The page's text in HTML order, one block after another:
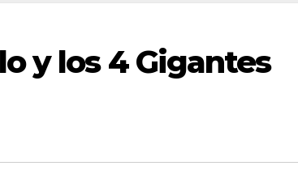
y los 4 Gigantes